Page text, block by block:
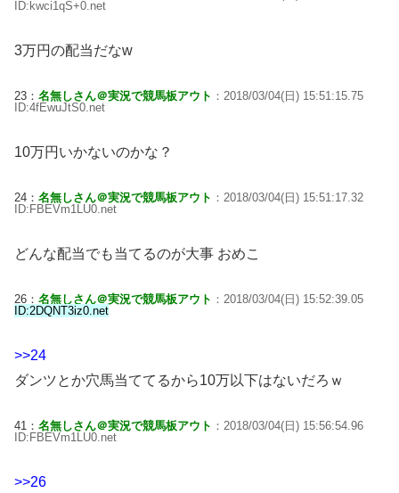
ID:kwci1qS+0.net
3万円の配当だなw
23： 名無しさん＠実況で競馬板アウト ：2018/03/04(日) 15:51:15.75
ID:4fEwuJtS0.net
10万円いかないのかな？
24： 名無しさん＠実況で競馬板アウト ：2018/03/04(日) 15:51:17.32
ID:FBEVm1LU0.net
どんな配当でも当てるのが大事 おめこ
26： 名無しさん＠実況で競馬板アウト ：2018/03/04(日) 15:52:39.05
ID:2DQNT3iz0.net
>>24
ダンツとか穴馬当ててるから10万以下はないだろｗ
41： 名無しさん＠実況で競馬板アウト ：2018/03/04(日) 15:56:54.96
ID:FBEVm1LU0.net
>>26